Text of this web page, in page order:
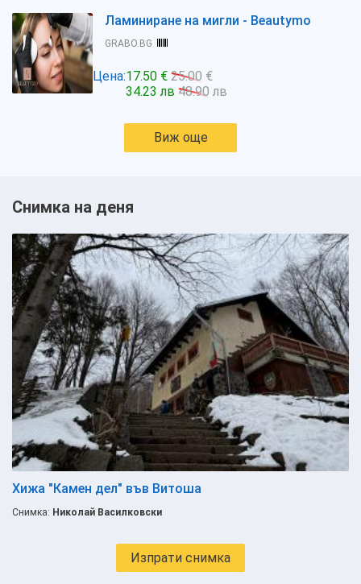
Ламиниране на мигли - Beautymo
GRABO.BG
Цена:17.50 € 25.00 €
34.23 лв 48.90 лв
Виж още
Снимка на деня
Хижа "Камен дел" във Витоша
Снимка: Николай Василковски
Изпрати снимка